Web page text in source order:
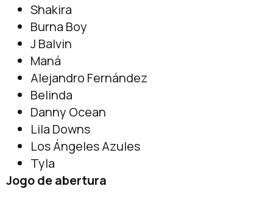
Shakira
Burna Boy
J Balvin
Maná
Alejandro Fernández
Belinda
Danny Ocean
Lila Downs
Los Ángeles Azules
Tyla
Jogo de abertura